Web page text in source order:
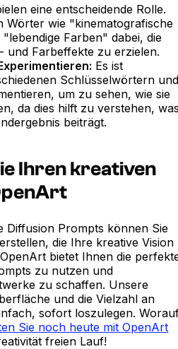
eine entscheidende Rolle.
Wörter wie "kinematografische
Farben" dabei, die
und Farbeffekte zu erzielen.
Es ist
Schlüsselwörtern
um zu sehen, wie sie
da dies hilft zu verstehen,
beiträgt.
Ihren kreativen
Diffusion Prompts können Sie
die Ihre kreative Vision
bietet Ihnen die
zu nutzen und
zu schaffen. Unsere
und die Vielzahl an
sofort loszulegen.
Sie noch heute mit OpenArt
freien Lauf!